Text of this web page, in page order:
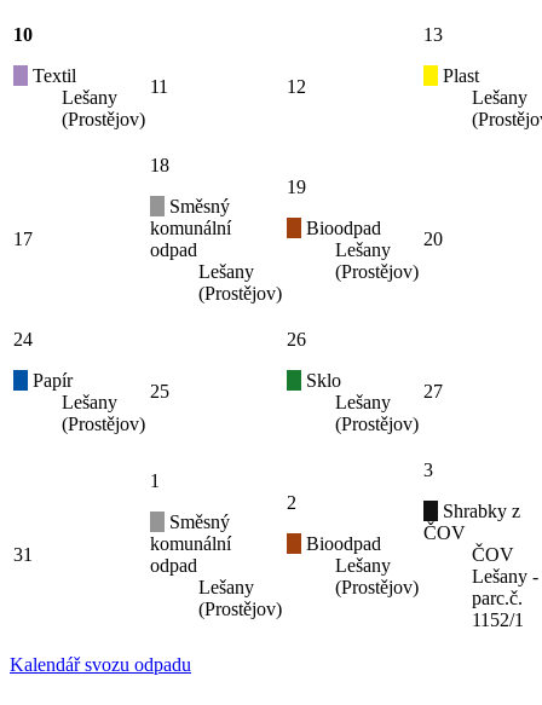
10
Textil
Lešany
(Prostějov)
11 12
13
Plast
Lešany
17
18
Směsný
komunální
odpad
Lešany
(Prostějov)
19
Bioodpad
Lešany
(Prostějov)
20
24
Papír
Lešany
(Prostějov)
25
26
Sklo
Lešany
(Prostějov)
27
31
1
Směsný
komunální
odpad
Lešany
(Prostějov)
2
Bioodpad
Lešany
(Prostějov)
3
Shrabky z
ČOV
ČOV
Lešany -
parc.č.
1152/1
Kalendář svozu odpadu